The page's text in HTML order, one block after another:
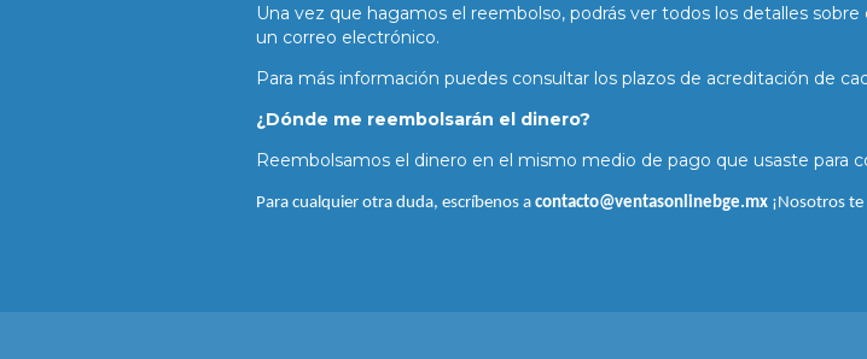
Una vez que hagamos el reembolso, podrás ver todos los detalles
un correo electrónico.
Para más información puedes consultar los plazos de acreditación de
¿Dónde me reembolsarán el dinero?
Reembolsamos el dinero en el mismo medio de pago que usaste para
Para cualquier otra duda, escríbenos a contacto@ventasonlinebge.mx ¡Nosotros